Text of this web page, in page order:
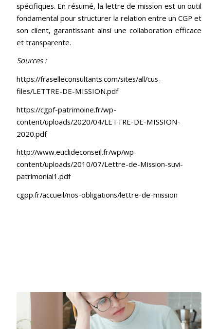
spécifiques. En résumé, la lettre de mission est un outil
fondamental pour structurer la relation entre un CGP et
son client, garantissant ainsi une collaboration efficace
et transparente.
Sources :
https://fraselleconsultants.com/sites/all/cus-
files/LETTRE-DE-MISSION.pdf
https://cgpf-patrimoine.fr/wp-
content/uploads/2020/04/LETTRE-DE-MISSION-
2020.pdf
http://www.euclideconseil.fr/wp/wp-
content/uploads/2010/07/Lettre-de-Mission-suvi-
patrimonial1.pdf
cgpp.fr/accueil/nos-obligations/lettre-de-mission